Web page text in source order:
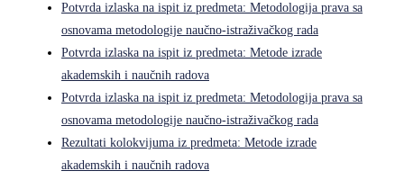
Potvrda izlaska na ispit iz predmeta: Metodologija prava sa
osnovama metodologije naučno-istraživačkog rada
Potvrda izlaska na ispit iz predmeta: Metode izrade
akademskih i naučnih radova
Potvrda izlaska na ispit iz predmeta: Metodologija prava sa
osnovama metodologije naučno-istraživačkog rada
Rezultati kolokvijuma iz predmeta: Metode izrade
akademskih i naučnih radova